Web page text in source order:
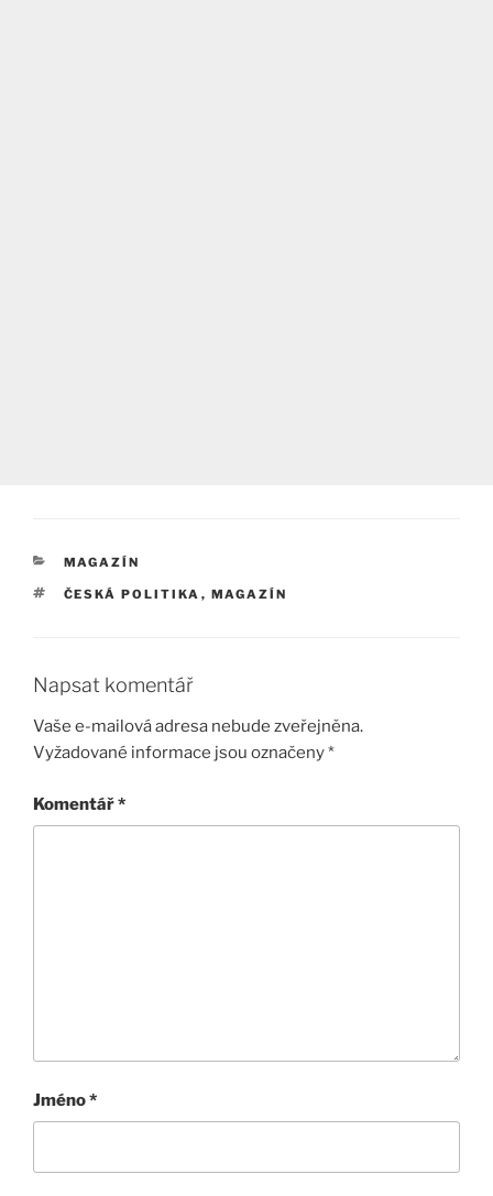
RUBRIKY
MAGAZÍN
ŠTÍTKY
ČESKÁ POLITIKA , MAGAZÍN
Napsat komentář
Vaše e-mailová adresa nebude zveřejněna.
Vyžadované informace jsou označeny*
Komentář*
Jméno*